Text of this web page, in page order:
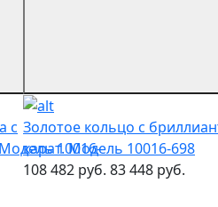
с
10016-
Золотое кольцо с
карат. Модель 10016-698
108 482 руб. 83 448 руб.